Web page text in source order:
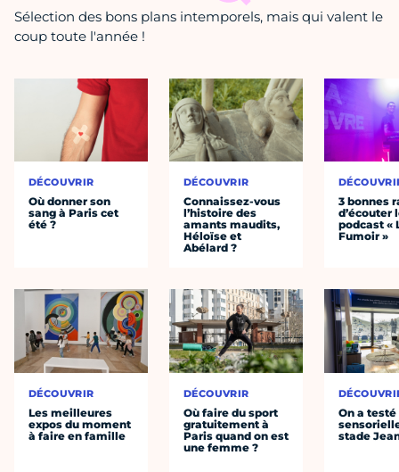
Sélection des bons plans intemporels, mais qui valent le
coup toute l'année !
DÉCOUVRIR
Où donner son
sang à Paris cet
été ?
DÉCOUVRIR
Les meilleures
expos du moment
à faire en famille
DÉCOUVRIR
Connaissez-vous
l’histoire des
amants maudits,
Héloïse et
Abélard ?
DÉCOUVRIR
Où faire du sport
gratuitement à
Paris quand on est
une femme ?
3 bonnes
d’écouter
podcast «
Fumoir »
On a
stade